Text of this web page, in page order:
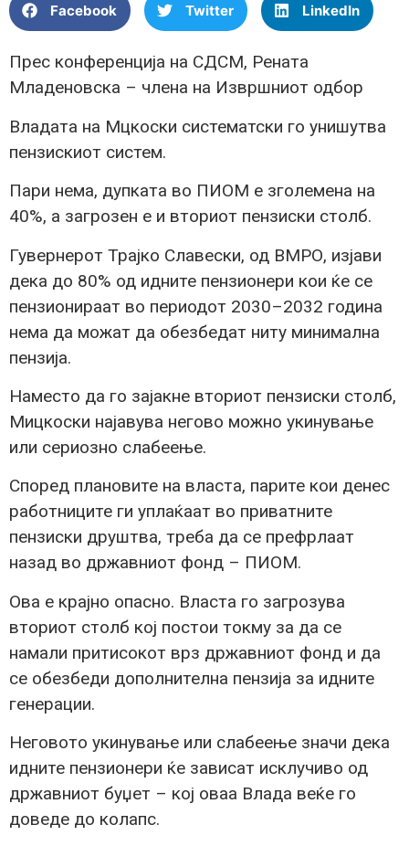
Facebook Twitter LinkedIn
Прес конференција на СДСМ, Рената
Младеновска – члена на Извршниот одбор
Владата на Мцкоски систематски го унишутва
пензискиот систем.
Пари нема, дупката во ПИОМ е зголемена на
40%, а загрозен е и вториот пензиски столб.
Гувернерот Трајко Славески, од ВМРО, изјави
дека до 80% од идните пензионери кои ќе се
пензионираат во периодот 2030–2032 година
нема да можат да обезбедат ниту минимална
пензија.
Наместо да го зајакне вториот пензиски столб,
Мицкоски најавува негово можно укинување
или сериозно слабеење.
Според плановите на власта, парите кои денес
работниците ги уплаќаат во приватните
пензиски друштва, треба да се префрлаат
назад во државниот фонд – ПИОМ.
Ова е крајно опасно. Власта го загрозува
вториот столб кој постои токму за да се
намали притисокот врз државниот фонд и да
се обезбеди дополнителна пензија за идните
генерации.
Неговото укинување или слабеење значи дека
идните пензионери ќе зависат исклучиво од
државниот буџет – кој оваа Влада веќе го
доведе до колапс.